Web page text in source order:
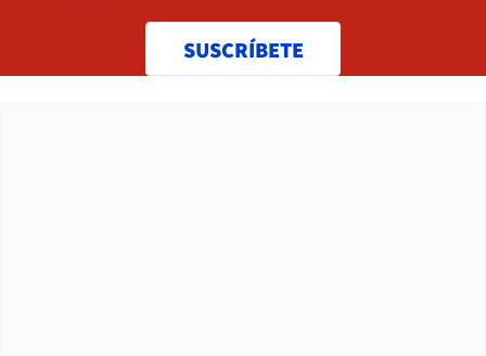
SUSCRÍBETE